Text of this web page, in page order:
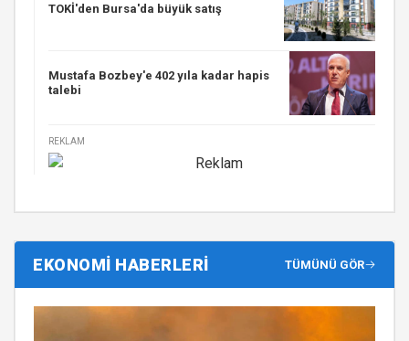
TOKİ'den Bursa'da büyük satış
Mustafa Bozbey'e 402 yıla kadar hapis
talebi
REKLAM
EKONOMİ HABERLERİ TÜMÜNÜ GÖR